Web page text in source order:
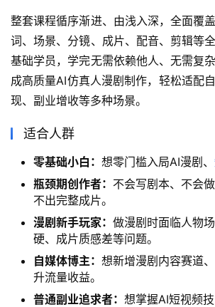
整套课程循序渐进、由浅入深，全面覆
词、场景、分镜、成片、配音、剪辑等
基础学员，学完无需依赖他人、无需复
成高质量AI仿真人漫剧制作，轻松适配
现、副业增收等多种场景。
适合人群
零基础小白： 想零门槛入局AI漫剧、
瓶颈期创作者： 不会写剧本、不会
不出完整成片。
漫剧新手玩家： 做漫剧时面临人物
硬、成片质感差等问题。
自媒体博主： 想新增漫剧内容赛道
升流量收益。
普通副业追求者： 想掌握AI短视频